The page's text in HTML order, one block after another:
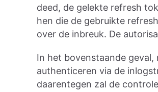
deed, de gelekte refresh
hen die de gebruikte
over de inbreuk. De
In het bovenstaande
authenticeren via de
daarentegen zal de